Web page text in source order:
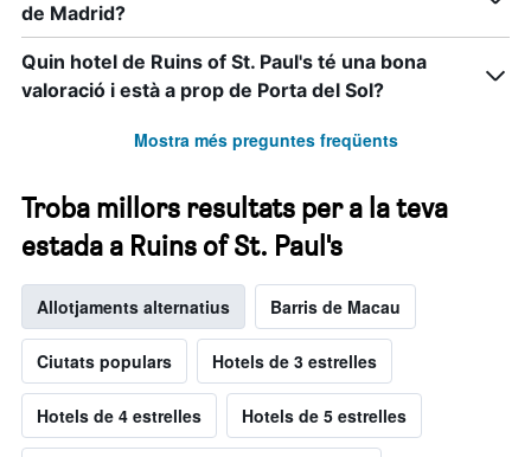
de Madrid?
Quin hotel de Ruins of St. Paul's té una bona
valoració i està a prop de Porta del Sol?
Mostra més preguntes freqüents
Troba millors resultats per a la teva
estada a Ruins of St. Paul's
Allotjaments alternatius Barris de Macau
Ciutats populars Hotels de 3 estrelles
Hotels de 4 estrelles Hotels de 5 estrelles